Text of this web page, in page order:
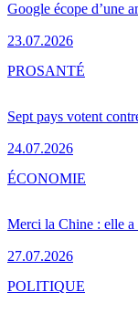
Google écope d’une
23.07.2026
Sept pays votent
24.07.2026
PROSANTÉ
Merci la Chine : elle a
27.07.2026
ÉCONOMIE
POLITIQUE